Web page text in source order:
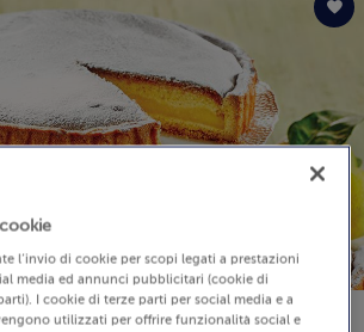
l’invio di cookie per scopi legati a prestazioni
media ed annunci pubblicitari (cookie di
I cookie di terze parti per social media e a
utilizzati per offrire funzionalità social e